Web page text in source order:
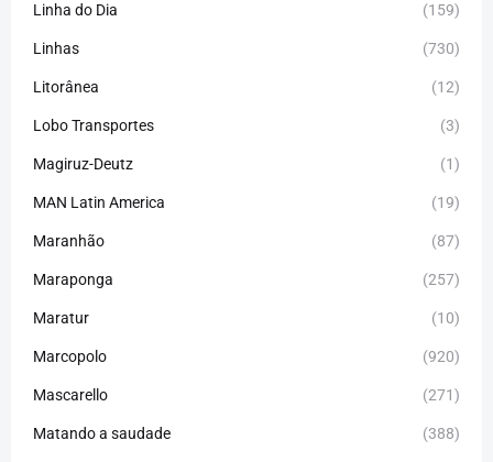
Linha do Dia (159)
Linhas (730)
Litorânea (12)
Lobo Transportes (3)
Magiruz-Deutz (1)
MAN Latin America (19)
Maranhão (87)
Maraponga (257)
Maratur (10)
Marcopolo (920)
Mascarello (271)
Matando a saudade (388)